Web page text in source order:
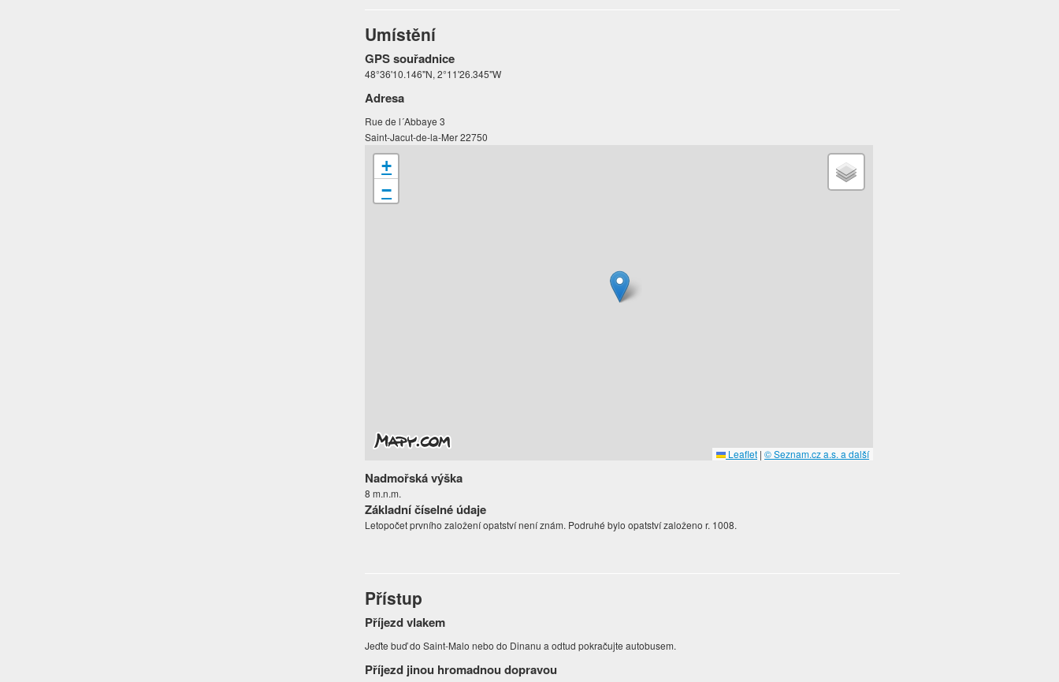
Umístění
GPS souřadnice
48°36'10.146"N, 2°11'26.345"W
Adresa
Rue de l´Abbaye 3
Saint-Jacut-de-la-Mer 22750
+
−
Leaflet | © Seznam.cz a.s. a další
Nadmořská výška
8 m.n.m.
Základní číselné údaje
Letopočet prvního založení opatství není znám. Podruhé bylo opatství založeno r. 1008.
Přístup
Příjezd vlakem
Jeďte buď do Saint-Malo nebo do Dinanu a odtud pokračujte autobusem.
Příjezd jinou hromadnou dopravou